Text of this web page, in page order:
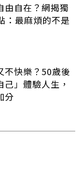
由自在？網揭獨
：最麻煩的不是
不快樂？50歲後
己」體驗人生，
分